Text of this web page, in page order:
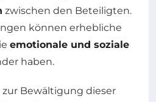
zwischen den Beteiligten.
können erhebliche
emotionale und soziale
haben.
Bewältigung dieser